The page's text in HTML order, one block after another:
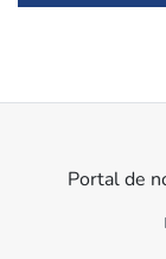
Portal de